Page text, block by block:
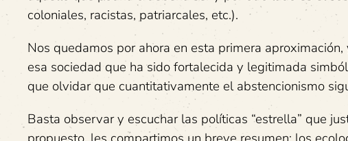
coloniales, racistas, patriarcales, etc.).
Nos quedamos por ahora en esta primera
esa sociedad que ha sido fortalecida y legitimada
que olvidar que cuantitativamente el abstencionismo
Basta observar y escuchar las políticas “estrella” que